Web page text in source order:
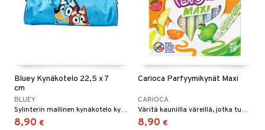
Bluey Kynäkotelo 22,5 x 7
cm
BLUEY
Sylinterin mallinen kynäkotelo kynillä täytettäväksi.
8,90 €
Carioca Parfyymikynät Maxi
CARIOCA
Väritä kauniilla väreillä, jotka tuoksuvat ihanasti.
8,90 €